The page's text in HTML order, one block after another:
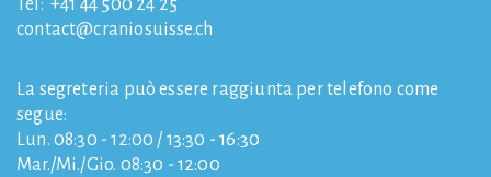
Tel: +41 44 500 24 25
contact
craniosuisse.ch
La segreteria può essere raggiunta per telefono come
segue:
Lun. 08:30 - 12:00 / 13:30 - 16:30
Mar./Mi./Gio. 08:30 - 12:00